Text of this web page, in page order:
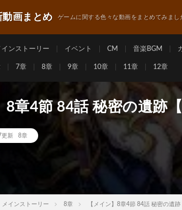
画まとめ ゲームに関する色々な動画をまとめてみまし
インストーリー イベント CM 音楽BGM
7章 8章 9章 10章 11章 12章
8章4節 84話 秘密の遺跡
更新 8章
メインストーリー 8章 【メイン】8章4節 84話 秘密の遺跡